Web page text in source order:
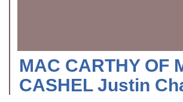
MAC CARTHY OF
CASHEL Justin